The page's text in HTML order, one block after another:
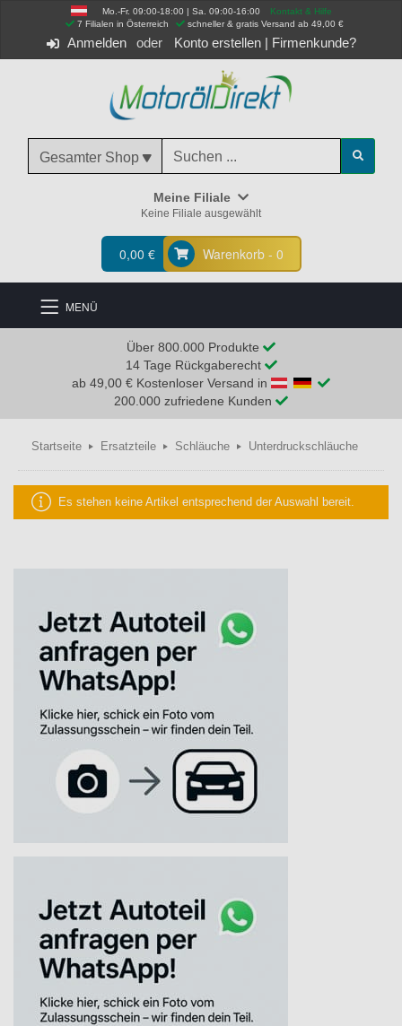
Mo.-Fr. 09:00-18:00 | Sa. 09:00-16:00
Kontakt & Hilfe
7 Filialen in Österreich
schneller & gratis Versand ab 49,00 €
Anmelden Konto erstellen| Firmenkunde?
Gesamter Shop
Meine Filiale
Keine Filiale ausgewählt
0,00 € Warenkorb - 0
MENÜ
Über 800.000 Produkte
14 Tage Rückgaberecht
ab 49,00 € Kostenloser Versand in
200.000 zufriedene Kunden
Startseite Ersatzteile Schläuche Unterdruckschläuche
Es stehen keine Artikel entsprechend der Auswahl bereit.